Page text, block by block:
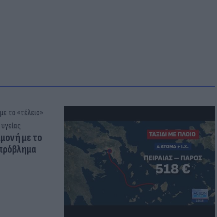
με το